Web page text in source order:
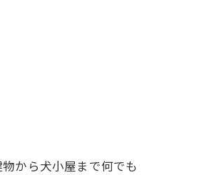
ら犬小屋まで何でも